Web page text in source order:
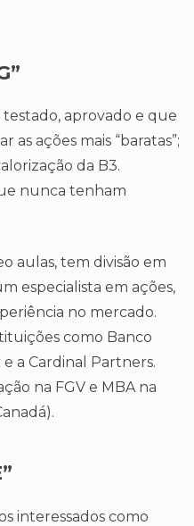
aprovado e que
as ações mais “baratas”;
da B3.
nunca tenham
aulas, tem divisão em
especialista em ações,
no mercado.
como Banco
a Cardinal Partners.
na FGV e MBA na
interessados como